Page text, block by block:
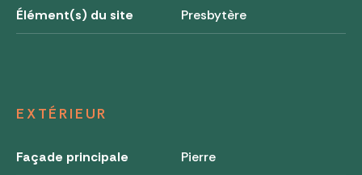
Élément(s) du site Presbytère
EXTÉRIEUR
Façade principale Pierre